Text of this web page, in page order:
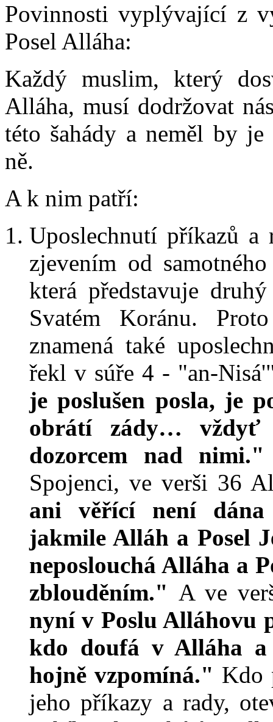
Povinnosti vyplývající z
Posel Alláha:
Každý muslim, který
Alláha, musí dodržovat
této šahády a neměl by
ně.
A k nim patří:
Uposlechnutí příkazů
zjevením od
která představuje
Svatém Koránu.
znamená také
řekl v súře 4 - "an-
je poslušen posla, je
obrátí zády… vždyť
dozorcem nad
Spojenci, ve verši 36
ani věřící není dána
jakmile Alláh a Posel
neposlouchá Alláha a
zblouděním." A ve
nyní v Poslu Alláhovu
kdo doufá v Alláha
hojně vzpomíná." Kdo
jeho příkazy a rady,